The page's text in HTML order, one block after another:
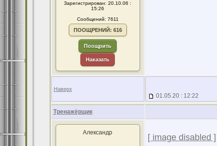
Зарегистрирован: 20.10.06 :
15:26
Сообщений: 7611
ПООЩРЕНИЙ: 616
Поощрить
Наказать
Наверх
01.05.20 : 12:22
Тренажёрщик
Александр [ image disabled ]